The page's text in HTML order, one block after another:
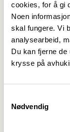
cookies, for å gi
Noen
skal fungere. Vi
analysearbeid,
Du kan fjerne
krysse på
Nødvendig
Forslag som
være styret i
Forslagene
Tyskeberg,
Sjurstuvegen 2